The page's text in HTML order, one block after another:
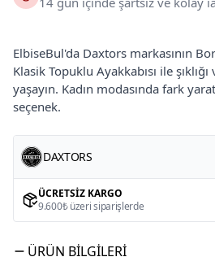
ElbiseBul'da Daxtors markasının
Klasik Topuklu Ayakkabısı ile
yaşayın. Kadın modasında fark
seçenek.
DAXTORS
ÜCRETSIZ KARGO
9.600₺ üzeri siparişlerde
ÜRÜN BILGILERI